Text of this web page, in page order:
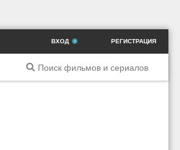
ВХОД РЕГИСТРАЦИЯ